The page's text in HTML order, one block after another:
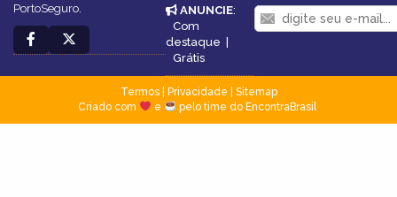
PortoSeguro.
ANUNCIE:
Com
destaque
Grátis
Termos| Privacidade
Sitemap
Criado com
e pelo time do EncontraBrasil